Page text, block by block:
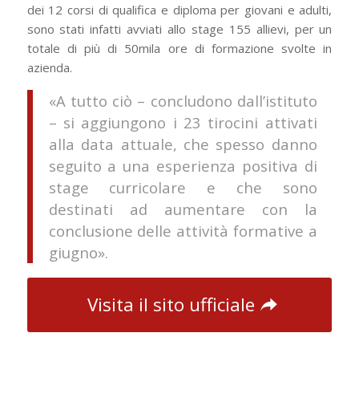
dei 12 corsi di qualifica e diploma per giovani e adulti,
sono stati infatti avviati allo stage 155 allievi, per un
totale di più di 50mila ore di formazione svolte in
azienda.
«A tutto ciò – concludono dall’istituto
– si aggiungono i 23 tirocini attivati
alla data attuale, che spesso danno
seguito a una esperienza positiva di
stage curricolare e che sono
destinati ad aumentare con la
conclusione delle attività formative a
giugno».
Visita il sito ufficiale